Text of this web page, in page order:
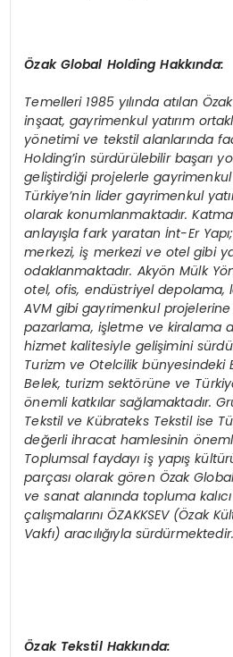
Özak Global Holding Hakkında:
Temelleri 1985 yılında atılan
inşaat, gayrimenkul yatırım
yönetimi ve tekstil alanlarında
Holding’in sürdürülebilir başarı
geliştirdiği projelerle
Türkiye’nin lider gayrimenkul
olarak konumlanmaktadır.
anlayışla fark yaratan İnt-Er
merkezi, iş merkezi ve otel gibi
odaklanmaktadır. Akyön Mülk Yö
otel, ofis, endüstriyel depolama,
AVM gibi gayrimenkul
pazarlama, işletme ve kiralama
hizmet kalitesiyle gelişimini
Turizm ve Otelcilik bünyesindeki
Belek, turizm sektörüne ve
önemli katkılar sağlamaktadır.
Tekstil ve Kübrateks Tekstil ise
değerli ihracat hamlesinin ö
Toplumsal faydayı iş yapış
parçası olarak gören Özak
ve sanat alanında topluma
çalışmalarını ÖZAKKSEV (Özak
Vakfı) aracılığıyla sürdürmektedir.
Özak Tekstil Hakkında: